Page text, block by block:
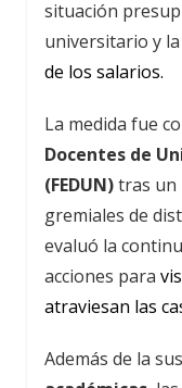
situación
universitario y la
de los salarios.
La medida fue
Docentes de
(FEDUN)tras un
gremiales de
evaluó la
acciones para
atraviesan las
Además de la